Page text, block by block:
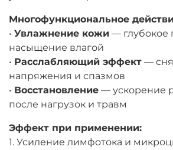
Многофункциональное
• Увлажнение кожи — глубокое
насыщение влагой
• Расслабляющий эффект —
напряжения и спазмов
• Восстановление — ускорение
после нагрузок и травм
Эффект при применении:
1. Усиление лимфотока и